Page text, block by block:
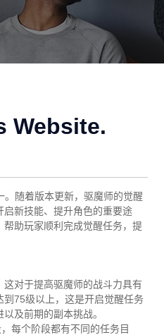
Website.
。随着版本更新，驱魔师的觉醒
新技能、提升角色的重要途
助玩家顺利完成觉醒任务，提
对于提高驱魔师的战斗力具有
75级以上，这是开启觉醒任务
及前期的副本挑战。
每个阶段都有不同的任务目